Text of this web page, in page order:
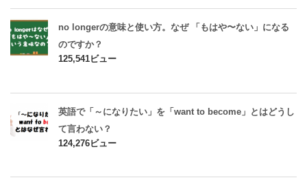
no longerの意味と使い方。なぜ 「もはや〜ない」になる
のですか？
125,541ビュー
英語で「～になりたい」を「want to become」とはどうし
て言わない？
124,276ビュー